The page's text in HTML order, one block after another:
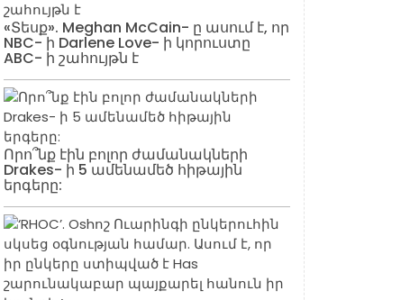
«Տեսք». Meghan McCain- ը ասում է, որ
NBC- ի Darlene Love- ի կորուստը
ABC- ի շահույթն է
Որո՞նք էին բոլոր ժամանակների
Drakes- ի 5 ամենամեծ հիթային
երգերը: